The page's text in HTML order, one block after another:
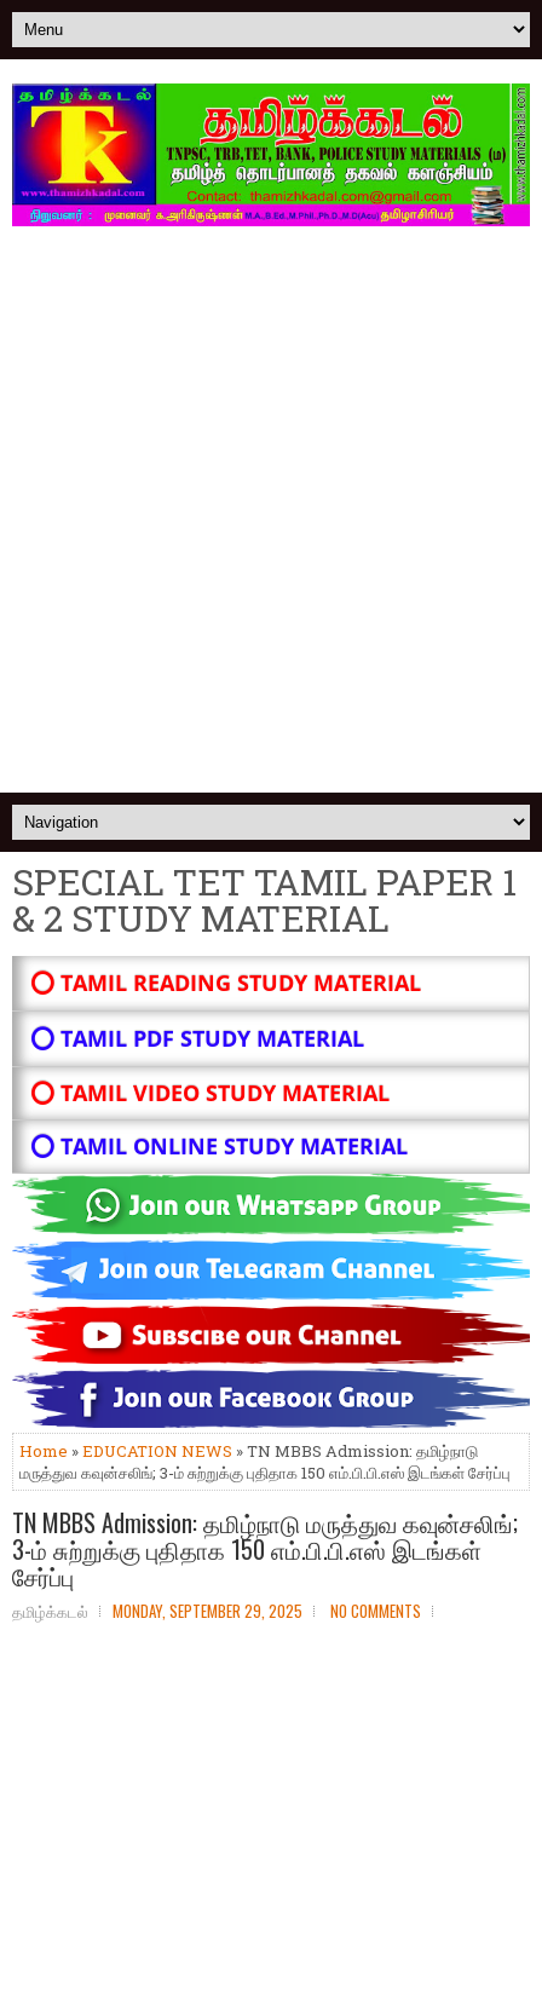
SPECIAL TET TAMIL PAPER 1
& 2 STUDY MATERIAL
⭕ TAMIL READING STUDY MATERIAL
⭕ TAMIL PDF STUDY MATERIAL
⭕ TAMIL VIDEO STUDY MATERIAL
⭕ TAMIL ONLINE STUDY MATERIAL
Home »EDUCATION NEWS » TN MBBS Admission: தமிழ்நாடு
மருத்துவ கவுன்சலிங்; 3-ம் சுற்றுக்கு புதிதாக 150 எம்.பி.பி.எஸ் இடங்கள் சேர்ப்பு
TN MBBS Admission: தமிழ்நாடு மருத்துவ கவுன்சலிங்;
3-ம் சுற்றுக்கு புதிதாக 150 எம்.பி.பி.எஸ் இடங்கள்
சேர்ப்பு
தமிழ்க்கடல் MONDAY, SEPTEMBER 29, 2025 NO COMMENTS